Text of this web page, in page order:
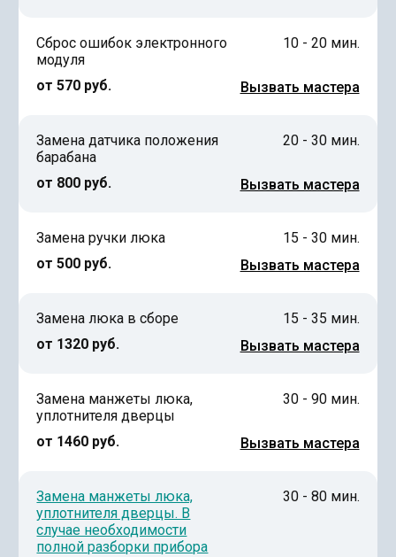
Сброс ошибок электронного
модуля
от 570 руб.
10 - 20 мин.
Вызвать мастера
Замена датчика положения
барабана
от 800 руб.
20 - 30 мин.
Вызвать мастера
Замена ручки люка
от 500 руб.
15 - 30 мин.
Вызвать мастера
Замена люка в сборе
от 1320 руб.
15 - 35 мин.
Вызвать мастера
Замена манжеты люка,
уплотнителя дверцы
от 1460 руб.
30 - 90 мин.
Вызвать мастера
Замена манжеты люка,
уплотнителя дверцы. В
случае необходимости
полной разборки прибора
30 - 80 мин.